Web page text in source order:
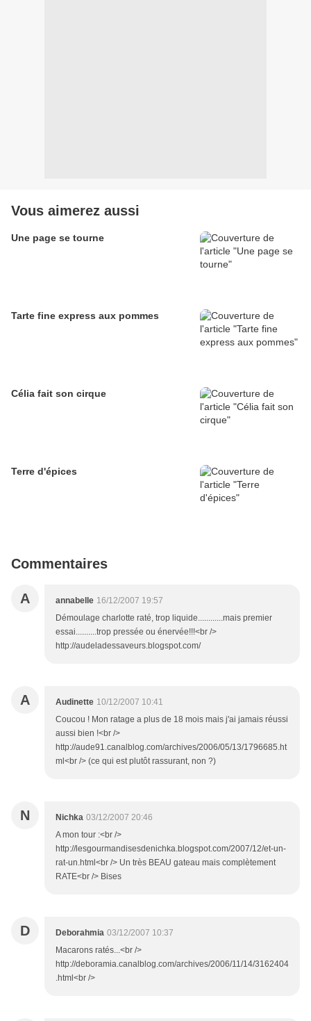
Vous aimerez aussi
Une page se tourne
Tarte fine express aux pommes
Célia fait son cirque
Terre d'épices
Commentaires
A annabelle 16/12/2007 19:57
Démoulage charlotte raté, trop liquide............mais premier
essai..........trop pressée ou énervée!!!<br />
http://audeladessaveurs.blogspot.com/
A Audinette 10/12/2007 10:41
Coucou ! Mon ratage a plus de 18 mois mais j'ai jamais réussi
aussi bien !<br />
http://aude91.canalblog.com/archives/2006/05/13/1796685.ht
ml<br /> (ce qui est plutôt rassurant, non ?)
N Nichka 03/12/2007 20:46
A mon tour :<br />
http://lesgourmandisesdenichka.blogspot.com/2007/12/et-un-
rat-un.html<br /> Un très BEAU gateau mais complètement
RATE<br /> Bises
D Deborahmia 03/12/2007 10:37
Macarons ratés...<br />
http://deboramia.canalblog.com/archives/2006/11/14/3162404
.html<br />